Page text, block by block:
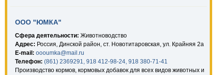
ООО "ЮМКА"
Сфера деятельности: Животноводство
Адрес: Россия, Динской район, ст. Новотитаровская, ул. Крайняя 2а
E-mail: oooumka@mail.ru
Телефон: (861) 2369291, 918 412-98-24, 918 380-71-41
Производство кормов, кормовых добавок для всех видов животных и